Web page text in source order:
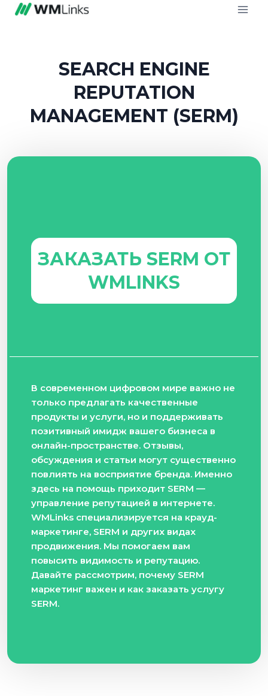
SEARCH ENGINE
REPUTATION
MANAGEMENT (SERM)
ЗАКАЗАТЬ SERM ОТ
WMLINKS
В современном цифровом мире важно не
только предлагать качественные
продукты и услуги, но и поддерживать
позитивный имидж вашего бизнеса в
онлайн-пространстве. Отзывы,
обсуждения и статьи могут существенно
повлиять на восприятие бренда. Именно
здесь на помощь приходит SERM —
управление репутацией в интернете.
WMLinks специализируется на крауд-
маркетинге, SERM и других видах
продвижения. Мы помогаем вам
повысить видимость и репутацию.
Давайте рассмотрим, почему SERM
маркетинг важен и как заказать услугу
SERM.